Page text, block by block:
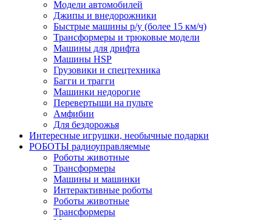
Модели автомобилей
Джипы и внедорожники
Быстрые машины р/у (более 15 км/ч)
Трансформеры и трюковые модели
Машины для дрифта
Машины HSP
Грузовики и спецтехника
Багги и трагги
Машинки недорогие
Перевертыши на пульте
Амфибии
Для бездорожья
Интересные игрушки, необычные подарки
РОБОТЫ радиоуправляемые
Роботы животные
Трансформеры
Машины и машинки
Интерактивные роботы
Роботы животные
Трансформеры